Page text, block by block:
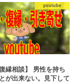
youtube
縁相談】 男性を持ち
が出来ない。見下して